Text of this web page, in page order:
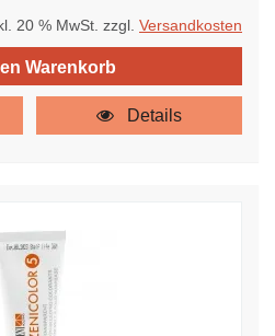
20 % MwSt. zzgl. Versandkosten
Warenkorb
Details